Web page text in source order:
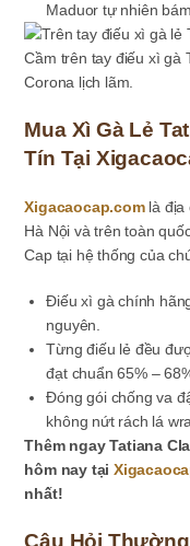
Maduor tự nhiên
Cầm trên tay điếu xì gà
Corona lịch lãm.
Mua Xì Gà Lẻ
Tín Tại
Xigacaocap.comlà địa
Hà Nội và trên toàn
Cap tại hệ thống của
Điếu xì gà chính
nguyên.
Từng điếu lẻ đều
đạt chuẩn 65% –
Đóng gói chống va
không nứt rách lá
Thêm ngay Tatiana
hôm nay tại
nhất!
Câu Hỏi Thường